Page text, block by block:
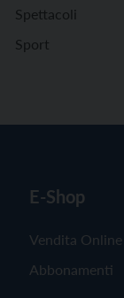
Spettacoli
Sport
E-Shop
Vendita Online
Abbonamenti